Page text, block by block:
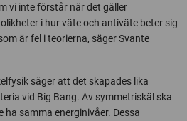
vi inte förstår när det gäller
i hur väte och antiväte beter sig
är fel i teorierna, säger Svante
säger att det skapades lika
vid Big Bang. Av symmetriskäl ska
samma energinivåer. Dessa